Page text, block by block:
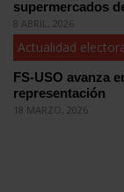
supermercados
8 ABRIL, 2026
Actualidad
FS-USO avanza
representación
18 MARZO, 2026